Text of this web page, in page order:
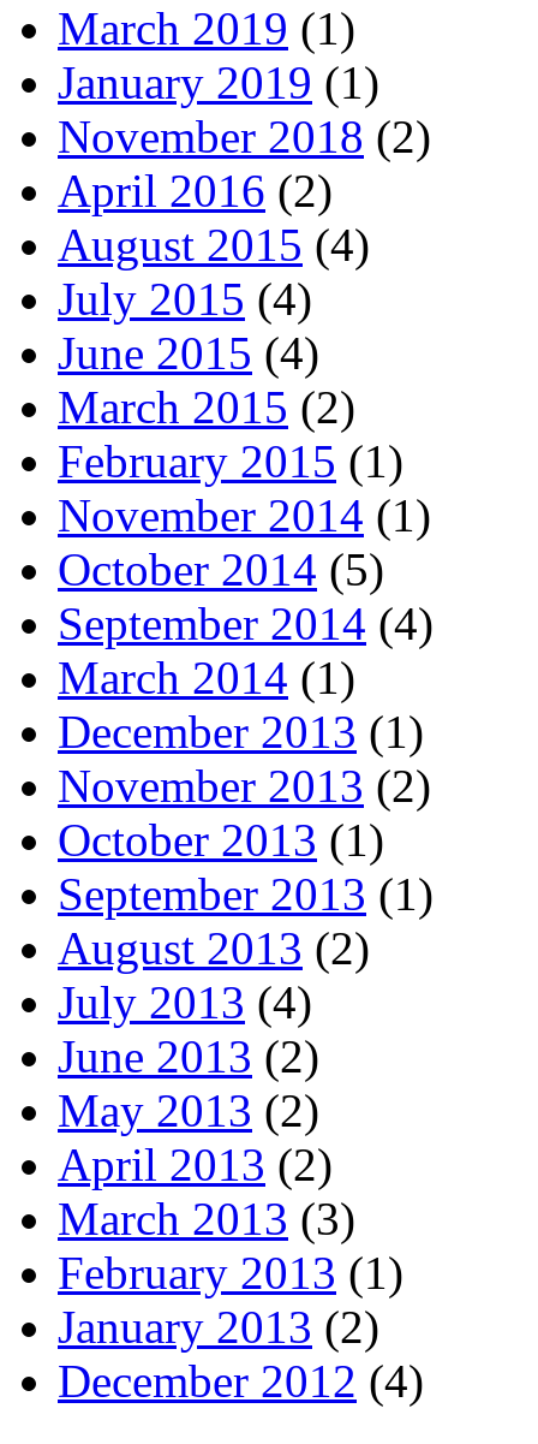
March 2019 (1)
January 2019 (1)
November 2018 (2)
April 2016 (2)
August 2015 (4)
July 2015 (4)
June 2015 (4)
March 2015 (2)
February 2015 (1)
November 2014 (1)
October 2014 (5)
September 2014 (4)
March 2014 (1)
December 2013 (1)
November 2013 (2)
October 2013 (1)
September 2013 (1)
August 2013 (2)
July 2013 (4)
June 2013 (2)
May 2013 (2)
April 2013 (2)
March 2013 (3)
February 2013 (1)
January 2013 (2)
December 2012 (4)